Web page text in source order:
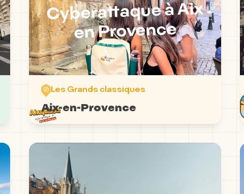
Cyberattaque à Aix
en Provence
Les Grands classiques
Aix-en-Provence